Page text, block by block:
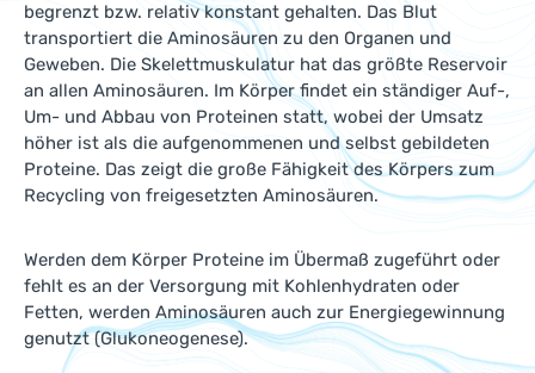
begrenzt bzw. relativ konstant gehalten. Das Blut
transportiert die Aminosäuren zu den Organen und
Geweben. Die Skelettmuskulatur hat das größte Reservoir
an allen Aminosäuren. Im Körper findet ein ständiger Auf-,
Um- und Abbau von Proteinen statt, wobei der Umsatz
höher ist als die aufgenommenen und selbst gebildeten
Proteine. Das zeigt die große Fähigkeit des Körpers zum
Recycling von freigesetzten Aminosäuren.
Werden dem Körper Proteine im Übermaß zugeführt oder
fehlt es an der Versorgung mit Kohlenhydraten oder
Fetten, werden Aminosäuren auch zur Energiegewinnung
genutzt (Glukoneogenese).